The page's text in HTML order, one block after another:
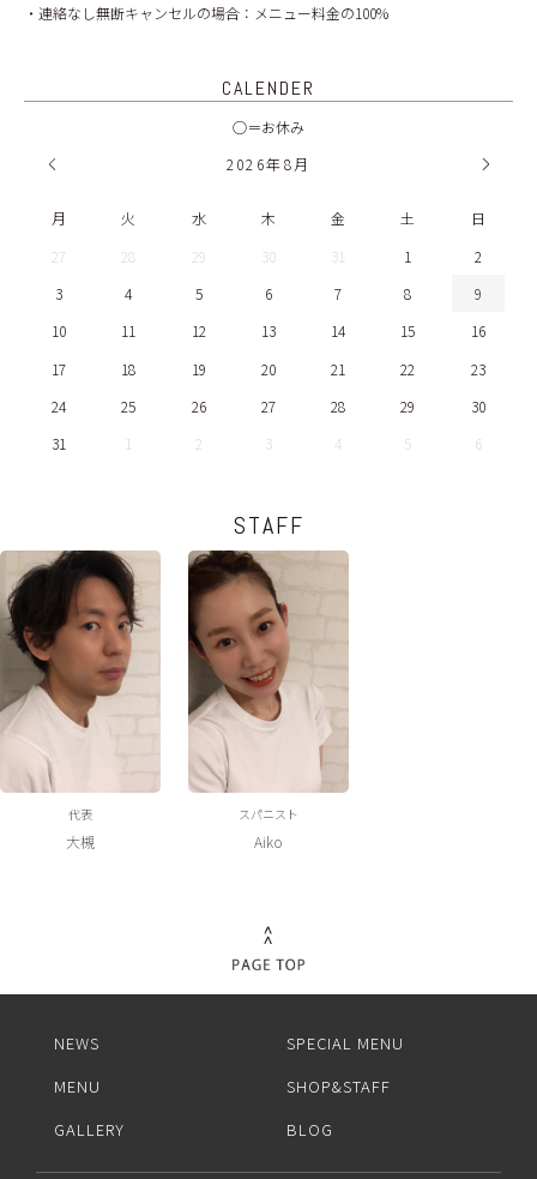
・連絡なし無断キャンセルの場合：メニュー料金の100%
CALENDER
◯＝お休み
2026年8月
月 火 水 木 金 土
日
27
28 29 30 31 1
2
3
4 5 6 7 8
9
10
11 12 13 14 15
16
17
18 19 20 21 22
23
24
25 26 27 28 29
30
31
1 2 3 4 5 6
STAFF
代表
大槻
スパニスト
Aiko
NEWS
SPECIAL MENU
MENU
SHOP&STAFF
GALLERY
BLOG